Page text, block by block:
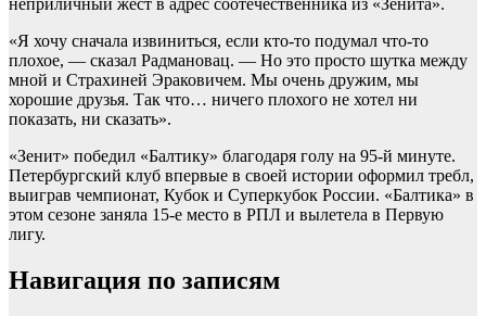
неприличный жест в адрес cоотечественника из «Зенита».
«Я хочу сначала извиниться, если кто‑то подумал что‑то
плохое, — сказал Радмановац. — Но это просто шутка между
мной и Страхиней Эраковичем. Мы очень дружим, мы
хорошие друзья. Так что… ничего плохого не хотел ни
показать, ни сказать».
«Зенит» победил «Балтику» благодаря голу на 95-й минуте.
Петербургский клуб впервые в своей истории оформил требл,
выиграв чемпионат, Кубок и Суперкубок России. «Балтика» в
этом сезоне заняла 15-е место в РПЛ и вылетела в Первую
лигу.
Навигация по записям